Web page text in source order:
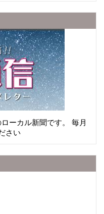
ーカル新聞です。 毎月
さい